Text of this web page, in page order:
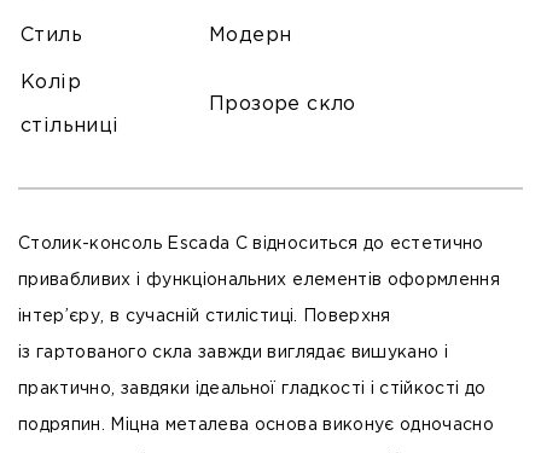
Стиль Модерн
Колір
стільниці
Прозоре скло
Столик-консоль Escada Cвідноситься до естетично
привабливих і функціональних елементів оформлення
інтер’єру, в сучасній стилістиці. Поверхня
ізгартованого склазавжди виглядає вишукано і
практично, завдяки ідеальної гладкості і стійкості до
подряпин. Міцна металева основа виконує одночасно